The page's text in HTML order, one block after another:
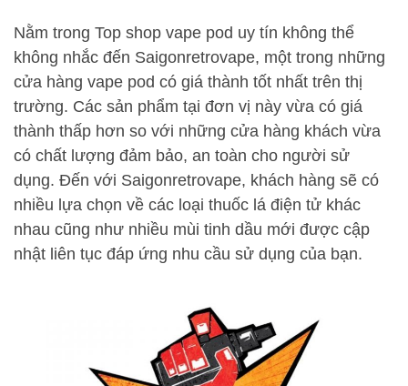
Nằm trong Top shop vape pod uy tín không thể
không nhắc đến Saigonretrovape, một trong những
cửa hàng vape pod có giá thành tốt nhất trên thị
trường. Các sản phẩm tại đơn vị này vừa có giá
thành thấp hơn so với những cửa hàng khách vừa
có chất lượng đảm bảo, an toàn cho người sử
dụng. Đến với Saigonretrovape, khách hàng sẽ có
nhiều lựa chọn về các loại thuốc lá điện tử khác
nhau cũng như nhiều mùi tinh dầu mới được cập
nhật liên tục đáp ứng nhu cầu sử dụng của bạn.